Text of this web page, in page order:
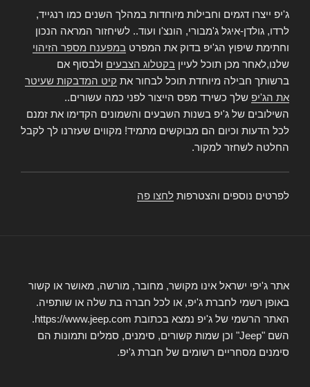
ג'יפ ייצרו דגמים וחבילות מיוחדות במהלך השנים כמו רנגייד,
לרדו, גולדן-איגל ג'מבורי, הונצ'ו ועוד.. לשיחזור המראה הנכון
וחתימת שיפוץ הג'יפ בדוק את המפרט במפענח מספר הזיהוי
שלנו,לאחר מכן תוכל לעיין בקטלוג הצבעים ולבסוף אם
ברשותך חבילה מיוחדת תוכל לבחור את קיט המדבקות שעיטר
את הג'יפ שלך כשירד מפס הייצור לפני כמה עשורים..
השילובים של ג'יפ בשנות השבעים והשמונים הקדימו את זמנם
לכל הדעות וכיום הם מבוקשים מתמיד! מקווים שעזרנו לך לקבל
החלטה לשחזר למקור.
לפרטים נוספים והצטרפות לחצו פה
אתר ג'יפי ישראל אינו מקושר, מחובר, מורשה, מאושר או קשור
באופן רשמי לחברת ג'יפ, או לכל חברה בת שלה או שותפיה.
האתר הרשמי של ג'יפ נמצא בכתובת https://www.jeep.com.
השם "Jeep" וכן שמות קשורים, סימנים, סמלים ותמונות הם
סימנים מסחריים רשומים של חברת ג'יפ.